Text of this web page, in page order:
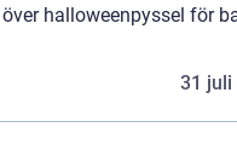
halloweenpyssel för
31 juli